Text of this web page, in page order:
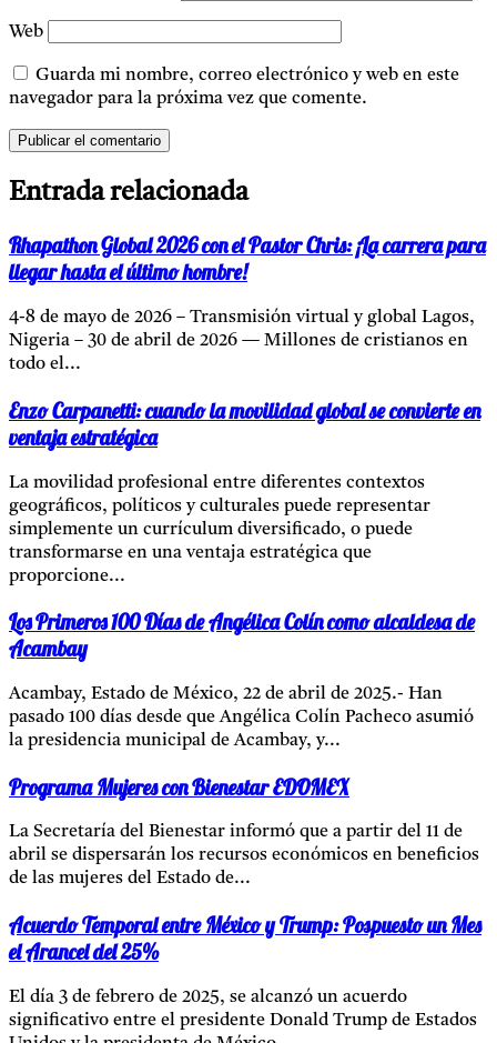
Web
Guarda mi nombre, correo electrónico y web en este
navegador para la próxima vez que comente.
Entrada relacionada
Rhapathon Global 2026 con el Pastor Chris: ¡La carrera para
llegar hasta el último hombre!
4-8 de mayo de 2026 – Transmisión virtual y global Lagos,
Nigeria – 30 de abril de 2026 — Millones de cristianos en
todo el...
Enzo Carpanetti: cuando la movilidad global se convierte en
ventaja estratégica
La movilidad profesional entre diferentes contextos
geográficos, políticos y culturales puede representar
simplemente un currículum diversificado, o puede
transformarse en una ventaja estratégica que
proporcione...
Los Primeros 100 Días de Angélica Colín como alcaldesa de
Acambay
Acambay, Estado de México, 22 de abril de 2025.- Han
pasado 100 días desde que Angélica Colín Pacheco asumió
la presidencia municipal de Acambay, y...
Programa Mujeres con Bienestar EDOMEX
La Secretaría del Bienestar informó que a partir del 11 de
abril se dispersarán los recursos económicos en beneficios
de las mujeres del Estado de...
Acuerdo Temporal entre México y Trump: Pospuesto un Mes
el Arancel del 25%
El día 3 de febrero de 2025, se alcanzó un acuerdo
significativo entre el presidente Donald Trump de Estados